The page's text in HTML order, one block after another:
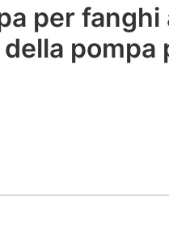
per fanghi
pompa